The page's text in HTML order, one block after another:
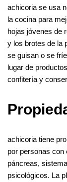
achicoria se usa
la cocina para
hojas jóvenes de
y los brotes de la
se guisan o se
lugar de
confitería y
achicoria tiene
por personas con
páncreas,
psicológicos. La